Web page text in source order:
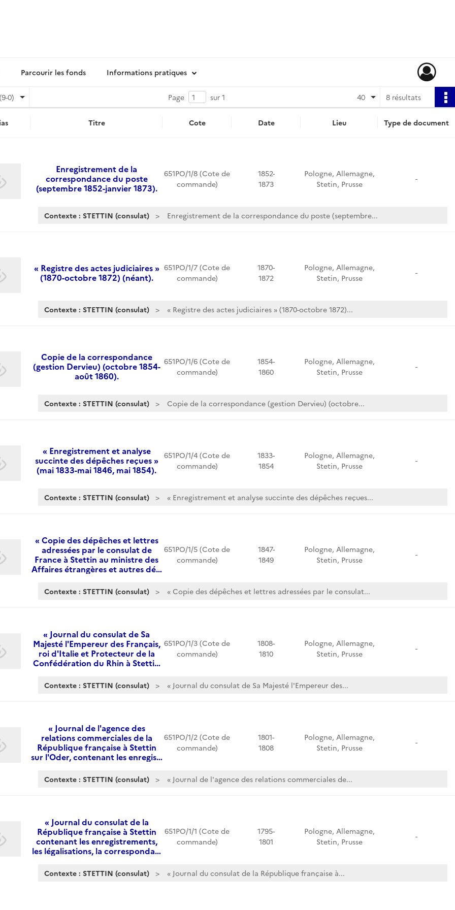
Parcourir les fonds Informations pratiques
0) Page sur 1 8 résultats
40
Titre Cote Date Lieu Type de document
Enregistrement de la
correspondance du poste
(septembre 1852-janvier 1873).
651PO/1/8 (Cote de
commande)
1852-
1873
Pologne, Allemagne,
Stetin, Prusse
-
Contexte : STETTIN (consulat) Enregistrement de la correspondance du poste (septembre...
« Registre des actes judiciaires »
(1870-octobre 1872) (néant).
651PO/1/7 (Cote de
commande)
1870-
1872
Pologne, Allemagne,
Stetin, Prusse
-
Contexte : STETTIN (consulat) « Registre des actes judiciaires » (1870-octobre 1872)...
Copie de la correspondance
(gestion Dervieu) (octobre 1854-
août 1860).
651PO/1/6 (Cote de
commande)
1854-
1860
Pologne, Allemagne,
Stetin, Prusse
-
Contexte : STETTIN (consulat) Copie de la correspondance (gestion Dervieu) (octobre...
« Enregistrement et analyse
succinte des dépêches reçues »
(mai 1833-mai 1846, mai 1854).
651PO/1/4 (Cote de
commande)
1833-
1854
Pologne, Allemagne,
Stetin, Prusse
-
Contexte : STETTIN (consulat) « Enregistrement et analyse succinte des dépêches reçues...
« Copie des dépêches et lettres
adressées par le consulat de
France à Stettin au ministre des
Affaires étrangères et autres dé…
651PO/1/5 (Cote de
commande)
1847-
1849
Pologne, Allemagne,
Stetin, Prusse
-
Contexte : STETTIN (consulat) « Copie des dépêches et lettres adressées par le consulat...
« Journal du consulat de Sa
Majesté l'Empereur des Français,
roi d'Italie et Protecteur de la
Confédération du Rhin à Stetti…
651PO/1/3 (Cote de
commande)
1808-
1810
Pologne, Allemagne,
Stetin, Prusse
-
Contexte : STETTIN (consulat) « Journal du consulat de Sa Majesté l'Empereur des...
« Journal de l'agence des
relations commerciales de la
République française à Stettin
sur l'Oder, contenant les enregis…
651PO/1/2 (Cote de
commande)
1801-
1808
Pologne, Allemagne,
Stetin, Prusse
-
Contexte : STETTIN (consulat) « Journal de l'agence des relations commerciales de...
« Journal du consulat de la
République française à Stettin
contenant les enregistrements,
les légalisations, la corresponda…
651PO/1/1 (Cote de
commande)
1795-
1801
Pologne, Allemagne,
Stetin, Prusse
-
Contexte : STETTIN (consulat) « Journal du consulat de la République française à...